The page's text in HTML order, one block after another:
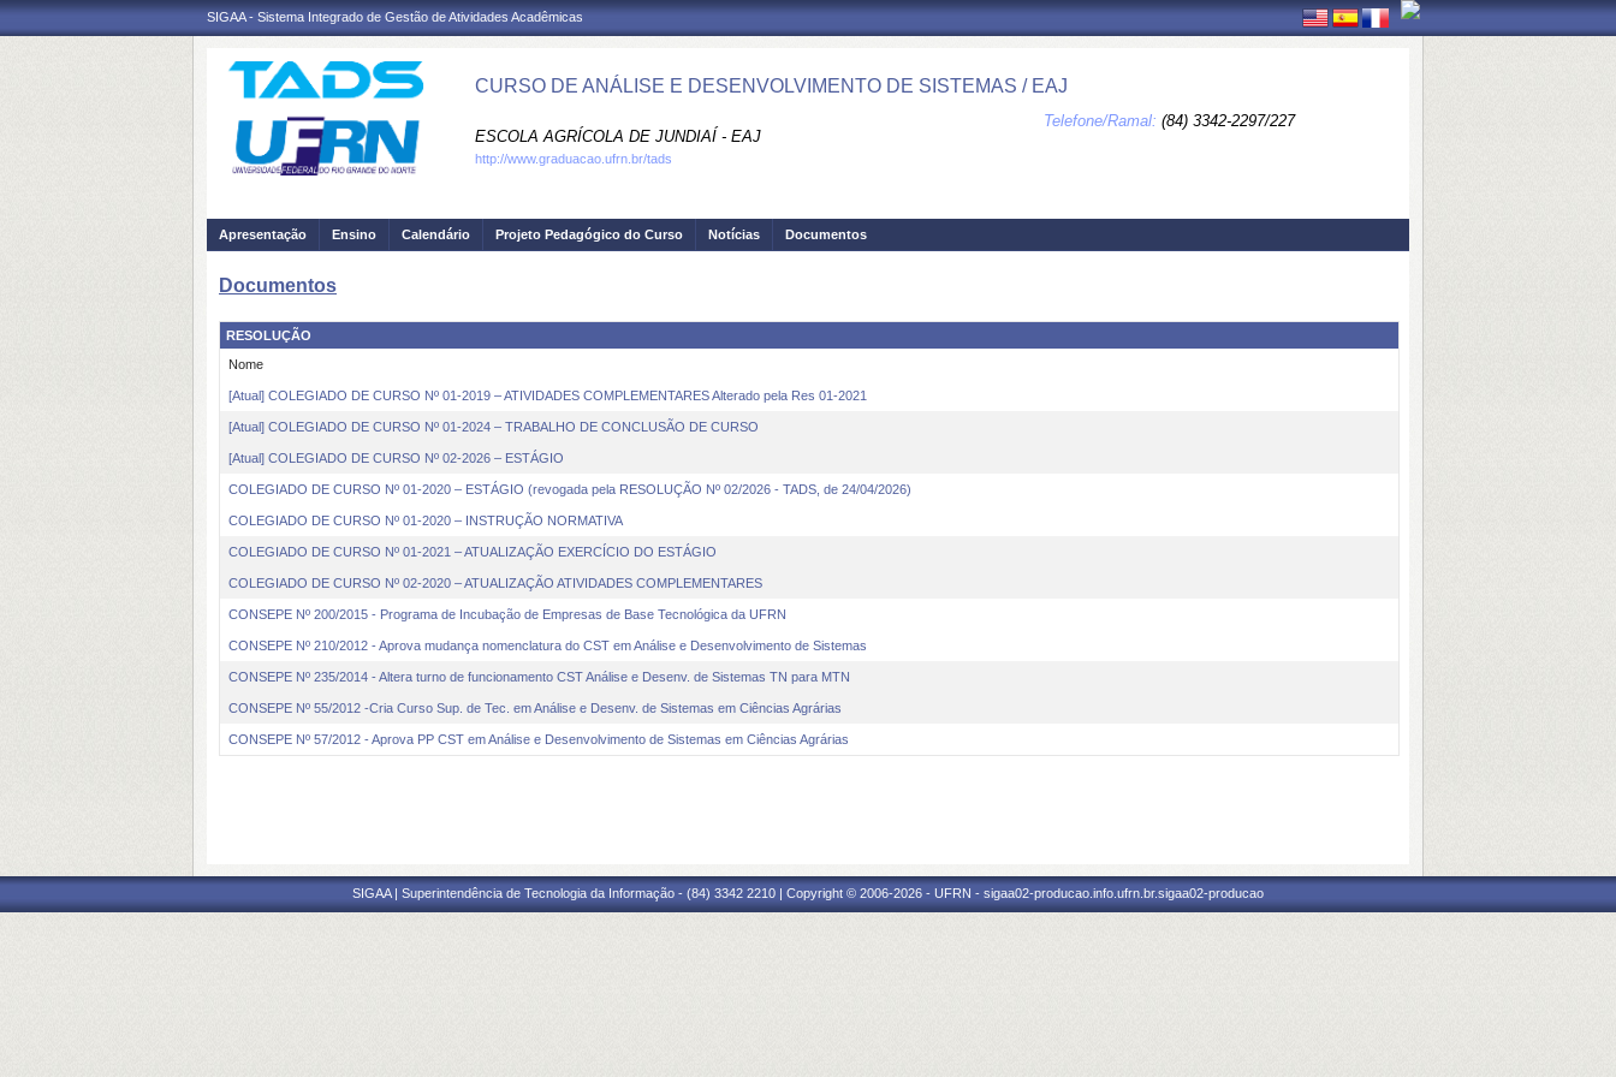
SIGAA - Sistema Integrado de Gestão de Atividades Acadêmicas
CURSO DE ANÁLISE E DESENVOLVIMENTO DE SISTEMAS / EAJ
ESCOLA AGRÍCOLA DE JUNDIAÍ - EAJ
Telefone/Ramal: (84) 3342-2297/227
http://www.graduacao.ufrn.br/tads
Apresentação Ensino Calendário Projeto Pedagógico do Curso Notícias Documentos
Documentos
RESOLUÇÃO
Nome
[Atual] COLEGIADO DE CURSO Nº 01-2019 – ATIVIDADES COMPLEMENTARES Alterado pela Res 01-2021
[Atual] COLEGIADO DE CURSO Nº 01-2024 – TRABALHO DE CONCLUSÃO DE CURSO
[Atual] COLEGIADO DE CURSO Nº 02-2026 – ESTÁGIO
COLEGIADO DE CURSO Nº 01-2020 – ESTÁGIO (revogada pela RESOLUÇÃO Nº 02/2026 - TADS, de 24/04/2026)
COLEGIADO DE CURSO Nº 01-2020 – INSTRUÇÃO NORMATIVA
COLEGIADO DE CURSO Nº 01-2021 – ATUALIZAÇÃO EXERCÍCIO DO ESTÁGIO
COLEGIADO DE CURSO Nº 02-2020 – ATUALIZAÇÃO ATIVIDADES COMPLEMENTARES
CONSEPE Nº 200/2015 - Programa de Incubação de Empresas de Base Tecnológica da UFRN
CONSEPE Nº 210/2012 - Aprova mudança nomenclatura do CST em Análise e Desenvolvimento de Sistemas
CONSEPE Nº 235/2014 - Altera turno de funcionamento CST Análise e Desenv. de Sistemas TN para MTN
CONSEPE Nº 55/2012 -Cria Curso Sup. de Tec. em Análise e Desenv. de Sistemas em Ciências Agrárias
CONSEPE Nº 57/2012 - Aprova PP CST em Análise e Desenvolvimento de Sistemas em Ciências Agrárias
SIGAA | Superintendência de Tecnologia da Informação - (84) 3342 2210 | Copyright © 2006-2026 - UFRN - sigaa02-producao.info.ufrn.br.sigaa02-producao